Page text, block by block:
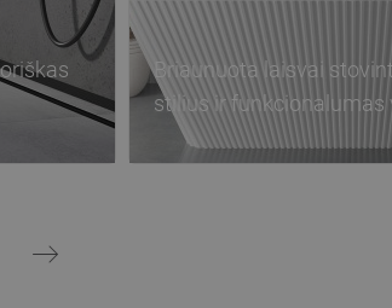
Briaunuota laisvai
stilius ir funkcionalumas